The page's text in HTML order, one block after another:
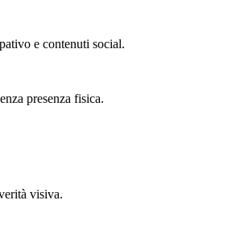
e contenuti social.
presenza fisica.
visiva.